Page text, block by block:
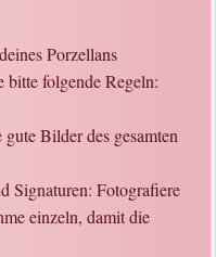
Porzellans
bitte folgende Regeln:
Bilder des gesamten
Signaturen: Fotografiere
einzeln, damit die